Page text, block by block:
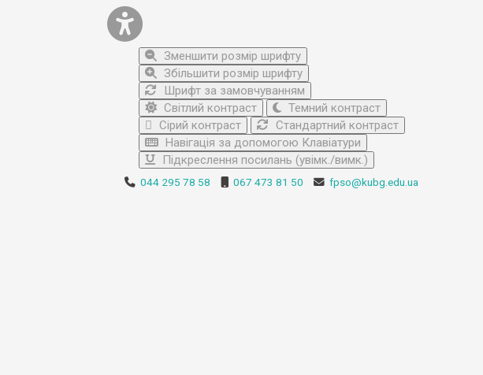
Зменшити розмір шрифту
Збільшити розмір шрифту
Шрифт за замовчуванням
Світлий контраст
Темний контраст
Сірий контраст
Стандартний контраст
Навігація за допомогою Клавіатури
Підкреслення посилань (увімк./вимк.)
044 295 78 58 067 473 81 50 fpso@kubg.edu.ua